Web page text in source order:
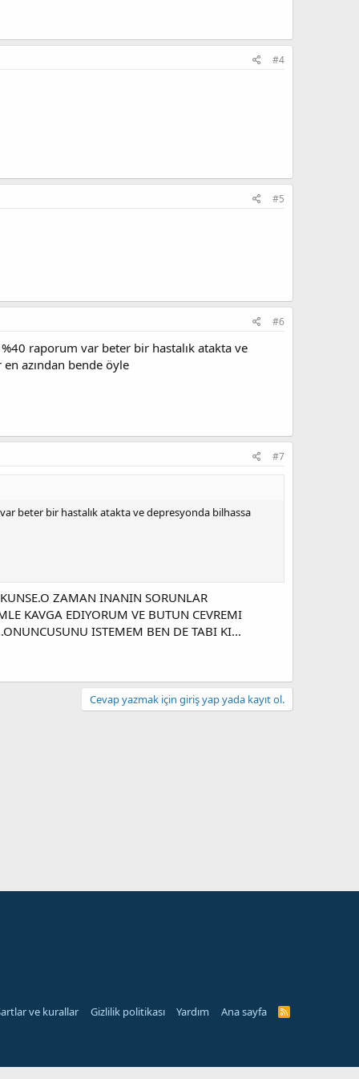
#4
#5
#6
raporum var beter bir hastalık atakta ve
azından bende öyle
#7
beter bir hastalık atakta ve depresyonda bilhassa
ZAMAN INANIN SORUNLAR
KAVGA EDIYORUM VE BUTUN CEVREMI
ISTEMEM BEN DE TABI KI...
Cevap yazmak için giriş yap yada kayıt ol.
ve kurallar Gizlilik politikası Yardım Ana sayfa
R